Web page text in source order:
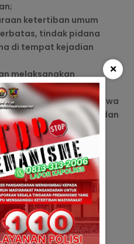
ketertiban umum
tindak pidana
di tempat kejadian
melaksanakan
dan
penggunaan Polisi Satwa
keamanan dan
×